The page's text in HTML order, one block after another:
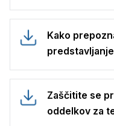
Kako
Zaščitite se
oddelkov za